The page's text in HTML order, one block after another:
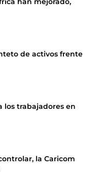
de activos frente
los trabajadores en
la Caricom